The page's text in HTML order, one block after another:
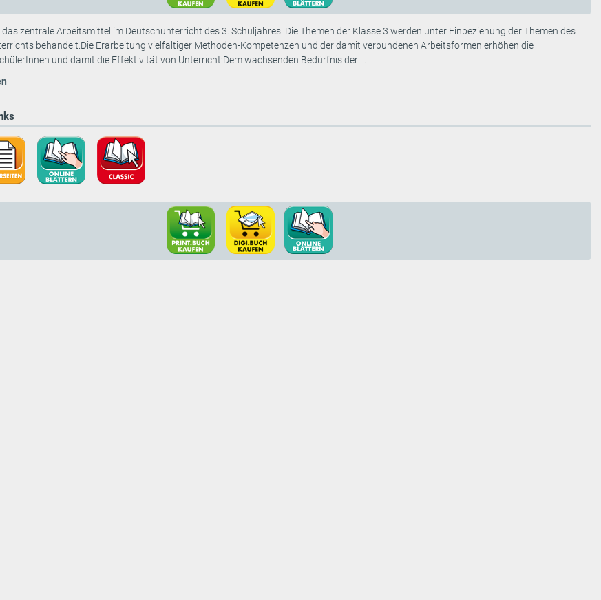
zentrale Arbeitsmittel im Deutschunterricht des 3. Schuljahres. Die Themen der Klasse 3 werden unter Einbeziehung der Themen des
behandelt.Die Erarbeitung vielfältiger Methoden-Kompetenzen und der damit verbundenen Arbeitsformen erhöhen die
und damit die Effektivität von Unterricht:Dem wachsenden Bedürfnis der ...